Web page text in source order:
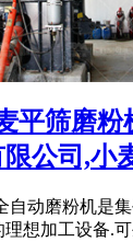
平筛磨粉
公司,小
自动磨粉机是
想加工设备.